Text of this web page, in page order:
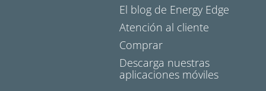
El blog de Energy Edge
Atención al cliente
Comprar
Descarga nuestras
aplicaciones móviles